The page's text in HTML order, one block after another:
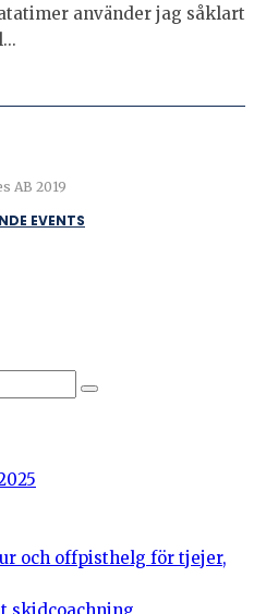
använder jag såklart
AB 2019
EVENTS
och offpisthelg för tjejer,